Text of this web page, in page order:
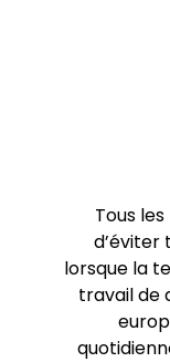
Tous
d’éviter
lorsque la
travail de